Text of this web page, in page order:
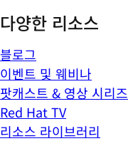
다양한 리소스
블로그
이벤트 및 웨비나
팟캐스트 & 영상 시리즈
Red Hat TV
리소스 라이브러리